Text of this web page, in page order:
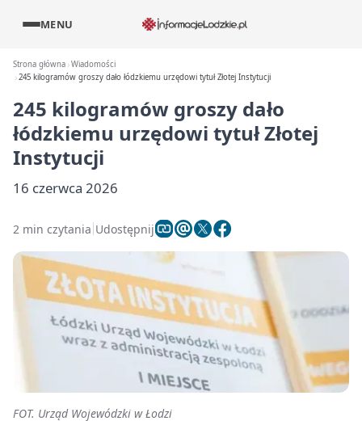
MENU
Strona główna Wiadomości
245 kilogramów groszy dało łódzkiemu urzędowi tytuł Złotej Instytucji
245 kilogramów groszy dało
łódzkiemu urzędowi tytuł Złotej
Instytucji
16 czerwca 2026
2 min czytania Udostępnij
FOT. Urząd Wojewódzki w Łodzi